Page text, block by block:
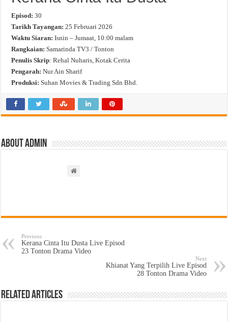
Episod: 30
Tarikh Tayangan: 25 Februari 2026
Waktu Siaran: Isnin – Jumaat, 10:00 malam
Rangkaian: Samarinda TV3 / Tonton
Penulis Skrip: Rehal Nuharis, Kotak Cerita
Pengarah: Nur Ain Sharif
Produksi: Suhan Movies & Trading Sdn Bhd.
About admin
Previous
Kerana Cinta Itu Dusta Live Episod
23 Tonton Drama Video
Next
Khianat Yang Terpilih Live Episod
28 Tonton Drama Video
Related Articles